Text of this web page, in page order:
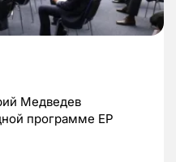
Медведев
программе ЕР